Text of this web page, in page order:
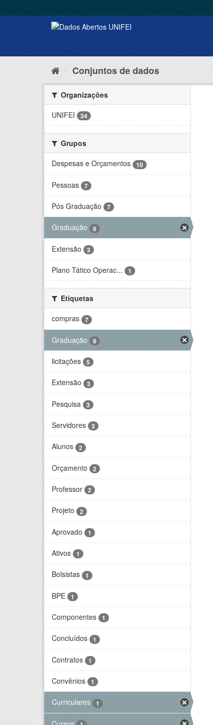
Conjuntos de dados
Organizações
UNIFEI
34
Grupos
Despesas e Orçamentos
10
Pessoas 7
Pós Graduação 7
Graduação 6
Extensão 3
Plano Tático Operac... 1
Etiquetas
compras
7
Graduação 6
licitações 5
Extensão 3
Pesquisa 3
Servidores 3
Alunos 2
Orçamento 2
Professor 2
Projeto 2
Aprovado 1
Ativos 1
Bolsistas 1
BPE 1
Componentes 1
Concluídos 1
Contratos 1
Convênios 1
Curriculares 1